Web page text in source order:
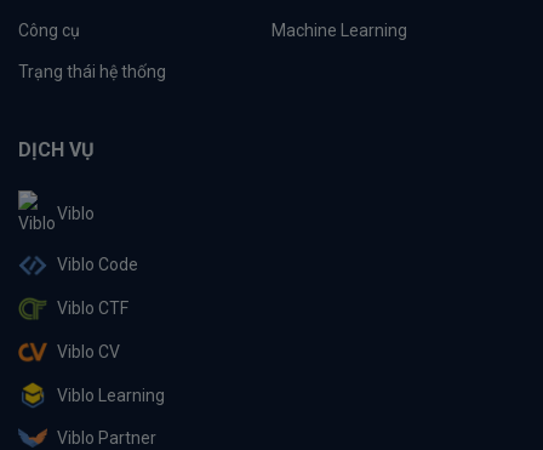
Công cụ Machine Learning
Trạng thái hệ thống
DỊCH VỤ
Viblo
Viblo Code
Viblo CTF
Viblo CV
Viblo Learning
Viblo Partner